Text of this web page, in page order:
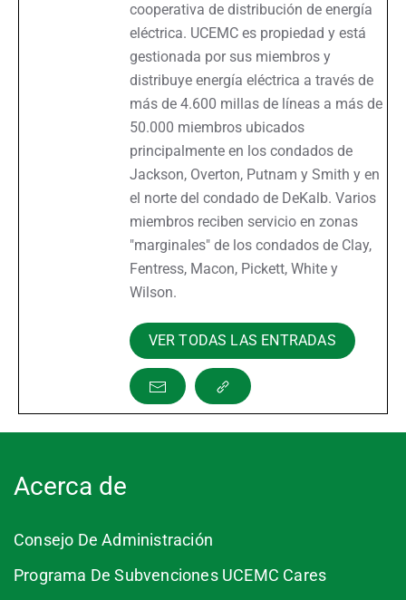
cooperativa de distribución de energía
eléctrica. UCEMC es propiedad y está
gestionada por sus miembros y
distribuye energía eléctrica a través de
más de 4.600 millas de líneas a más de
50.000 miembros ubicados
principalmente en los condados de
Jackson, Overton, Putnam y Smith y en
el norte del condado de DeKalb. Varios
miembros reciben servicio en zonas
"marginales" de los condados de Clay,
Fentress, Macon, Pickett, White y
Wilson.
VER TODAS LAS ENTRADAS
Acerca de
Consejo De Administración
Programa De Subvenciones UCEMC Cares